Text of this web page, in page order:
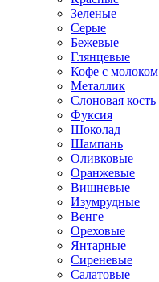
Зеленые
Серые
Бежевые
Глянцевые
Кофе с молоком
Металлик
Слоновая кость
Фуксия
Шоколад
Шампань
Оливковые
Оранжевые
Вишневые
Изумрудные
Венге
Ореховые
Янтарные
Сиреневые
Салатовые